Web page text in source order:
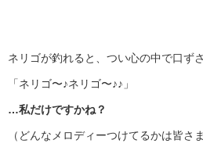
ネリゴが釣れると、つい心の中で口ず
「ネリゴ〜♪ネリゴ〜♪♪」
…私だけですかね？
（どんなメロディーつけてるかは皆さ